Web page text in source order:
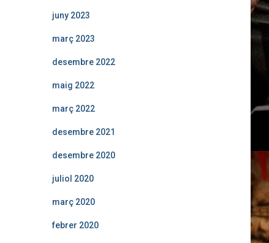
juny 2023
març 2023
desembre 2022
maig 2022
març 2022
desembre 2021
desembre 2020
juliol 2020
març 2020
febrer 2020